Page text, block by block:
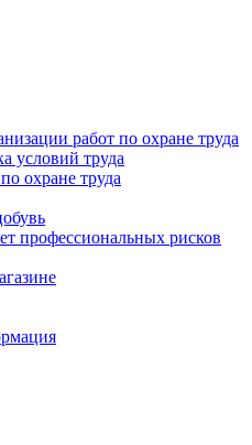
работ по охране труда
условий труда
охране труда
профессиональных рисков